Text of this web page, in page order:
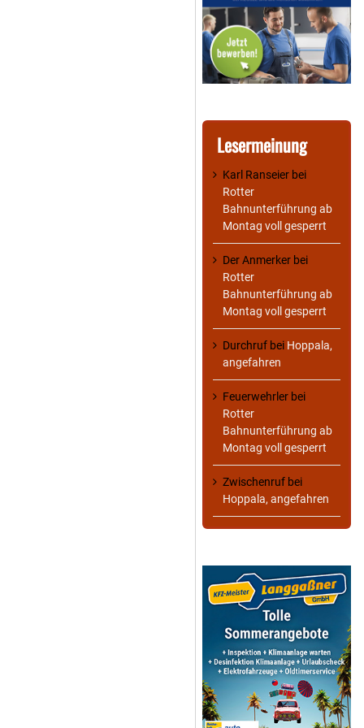
Lesermeinung
Karl Ranseier bei
Rotter
Bahnunterführung ab
Montag voll gesperrt
Der Anmerker bei
Rotter
Bahnunterführung ab
Montag voll gesperrt
Durchruf bei Hoppala,
angefahren
Feuerwehrler bei
Rotter
Bahnunterführung ab
Montag voll gesperrt
Zwischenruf bei
Hoppala, angefahren